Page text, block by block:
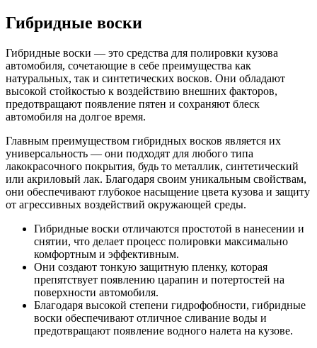
Гибридные воски
Гибридные воски — это средства для полировки кузова
автомобиля, сочетающие в себе преимущества как
натуральных, так и синтетических восков. Они обладают
высокой стойкостью к воздействию внешних факторов,
предотвращают появление пятен и сохраняют блеск
автомобиля на долгое время.
Главным преимуществом гибридных восков является их
универсальность — они подходят для любого типа
лакокрасочного покрытия, будь то металлик, синтетический
или акриловый лак. Благодаря своим уникальным свойствам,
они обеспечивают глубокое насыщение цвета кузова и защиту
от агрессивных воздействий окружающей среды.
Гибридные воски отличаются простотой в нанесении и
снятии, что делает процесс полировки максимально
комфортным и эффективным.
Они создают тонкую защитную пленку, которая
препятствует появлению царапин и потертостей на
поверхности автомобиля.
Благодаря высокой степени гидрофобности, гибридные
воски обеспечивают отличное сливание воды и
предотвращают появление водного налета на кузове.